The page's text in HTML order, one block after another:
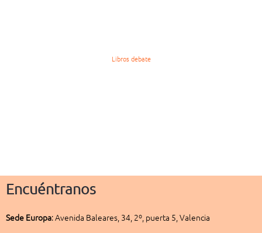
Libros debate
Encuéntranos
Sede Europa:Avenida Baleares, 34, 2º, puerta 5, Valencia